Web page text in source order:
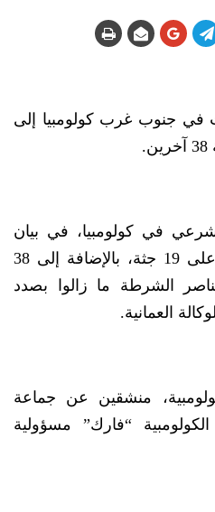
في جنوب غرب كولومبيا إلى
في كولومبيا، في بيان
اليوم الأحد، أنه تم العثور على 19 جثة، بالإضافة إلى 38
الشرطة ما زالوا بصدد
العمانية.
منشقين عن جماعة
“فارك” مسؤولية